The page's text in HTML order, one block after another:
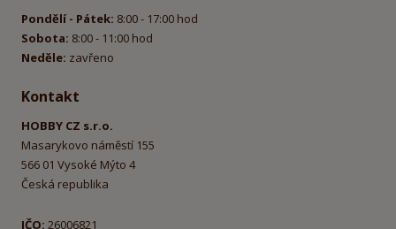
Pondělí - Pátek: 8:00 - 17:00 hod
Sobota: 8:00 - 11:00 hod
Neděle: zavřeno
Kontakt
HOBBY CZ s.r.o.
Masarykovo náměstí 155
566 01 Vysoké Mýto 4
Česká republika
IČO: 26006821